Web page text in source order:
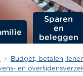
Sparen
en
beleggen
Budget, betalen,
en